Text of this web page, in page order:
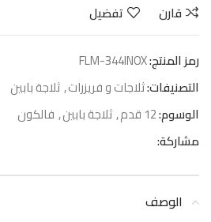
قارن
تفضيل
رمز المنتج:FLM-344INOX
التصنيفات:ثلاجات و فريزرات,ثلاجة بابين
الوسوم:12 قدم ,ثلاجة بابين, فالكون
مشاركة:
الوصف